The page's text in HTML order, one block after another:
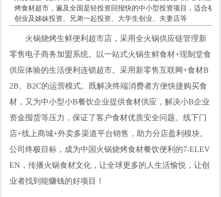
烤食材超市，遍及全国是轻投资回报快的中小型投资项目，适合初
创业及姊妹投资、兄弟一起投资、大学生创业、夫妻店等
火锅烧烤生鲜便利超市店，采用全火锅供应链管理新
零售电子商务加盟系统。以一站式火锅生鲜食材+现制堂食
供应体验的生活便利连锁超市。采用新零售互联网+食材B
2B、B2C的运营模式。既解决终端消费者方便快捷购买食
材，又为中小型小B餐饮企业提供食材供应，解决小B企业
资金囤货等压力，保证了客户食材优质安全问题。线下门
店+线上商城+外卖多渠道平台销售，助力分店盈利模块。
公司终极目标，成为中国火锅烧烤食材餐饮便利的7-ELEV
EN，传播火锅食材文化，让全球更多的人生活愉悦，让创
业者找到能赚钱的好项目！